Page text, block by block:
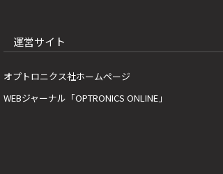
運営サイト
オプトロニクス社ホームページ
WEBジャーナル「OPTRONICS ONLINE」